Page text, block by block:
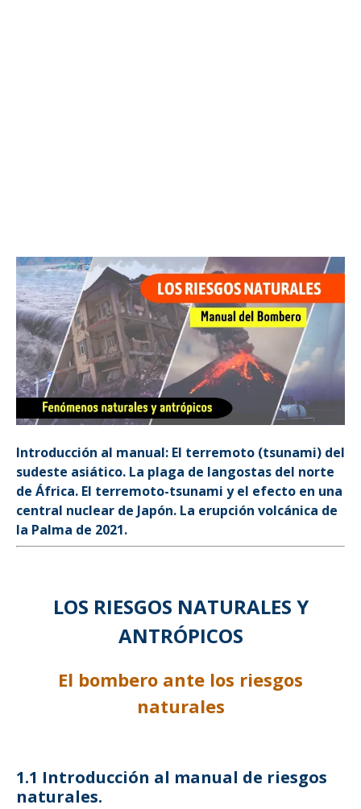
Introducción al manual: El terremoto (tsunami) del
sudeste asiático. La plaga de langostas del norte
de África. El terremoto-tsunami y el efecto en una
central nuclear de Japón. La erupción volcánica de
la Palma de 2021.
LOS RIESGOS NATURALES Y
ANTRÓPICOS
El bombero ante los riesgos
naturales
1.1 Introducción al manual de riesgos
naturales.